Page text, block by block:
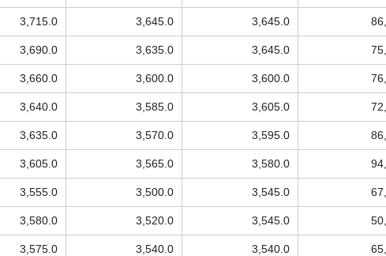
3,715.0 3,645.0 3,645.0
3,690.0 3,635.0 3,645.0
3,660.0 3,600.0 3,600.0
3,640.0 3,585.0 3,605.0
3,635.0 3,570.0 3,595.0
3,605.0 3,565.0 3,580.0
3,555.0 3,500.0 3,545.0
3,580.0 3,520.0 3,545.0
3,575.0 3,540.0 3,540.0